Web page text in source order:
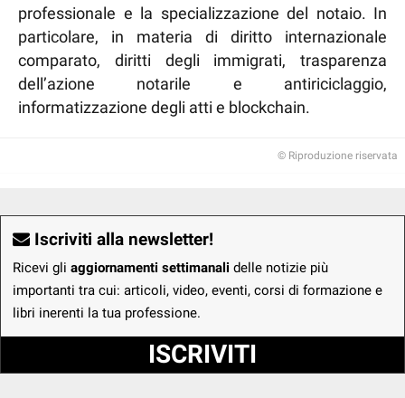
professionale e la specializzazione del notaio. In
particolare, in materia di diritto internazionale
comparato, diritti degli immigrati, trasparenza
dell’azione notarile e antiriciclaggio,
informatizzazione degli atti e blockchain.
© Riproduzione riservata
Iscriviti alla newsletter!
Ricevi gli aggiornamenti settimanali delle notizie più
importanti tra cui: articoli, video, eventi, corsi di formazione e
libri inerenti la tua professione.
ISCRIVITI